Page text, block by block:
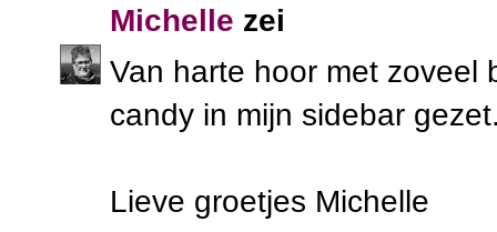
Michelle zei
Van harte hoor met zoveel
candy in mijn sidebar
Lieve groetjes Michelle